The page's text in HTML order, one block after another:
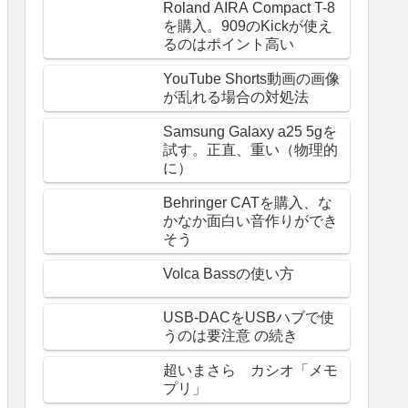
Roland AIRA Compact T-8
を購入。909のKickが使え
るのはポイント高い
YouTube Shorts動画の画像
が乱れる場合の対処法
Samsung Galaxy a25 5gを
試す。正直、重い（物理的
に）
Behringer CATを購入、な
かなか面白い音作りができ
そう
Volca Bassの使い方
USB-DACをUSBハブで使
うのは要注意 の続き
超いまさら カシオ「メモ
プリ」